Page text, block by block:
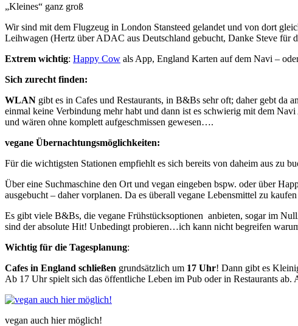
„Kleines“ ganz groß
Wir sind mit dem Flugzeug in London Stansteed gelandet und von dort
Leihwagen (Hertz über ADAC aus Deutschland gebucht, Danke Steve für
Extrem wichtig: Happy Cow als App, England Karten auf dem Navi –
Sich zurecht finden:
WLAN gibt es in Cafes und Restaurants, in B&Bs sehr oft; daher gebt da
einmal keine Verbindung mehr habt und dann ist es schwierig mit dem
und wären ohne komplett aufgeschmissen gewesen….
vegane Übernachtungsmöglichkeiten:
Für die wichtigsten Stationen empfiehlt es sich bereits von daheim aus zu
Über eine Suchmaschine den Ort und vegan eingeben bspw. oder über
ausgebucht – daher vorplanen. Da es überall vegane Lebensmittel zu
Es gibt viele B&Bs, die vegane Frühstücksoptionen anbieten, sogar im
sind der absolute Hit! Unbedingt probieren…ich kann nicht begreifen
Wichtig für die Tagesplanung:
Cafes in England schließen grundsätzlich um 17 Uhr! Dann gibt es
Ab 17 Uhr spielt sich das öffentliche Leben im Pub oder in Restaurants
vegan auch hier möglich!